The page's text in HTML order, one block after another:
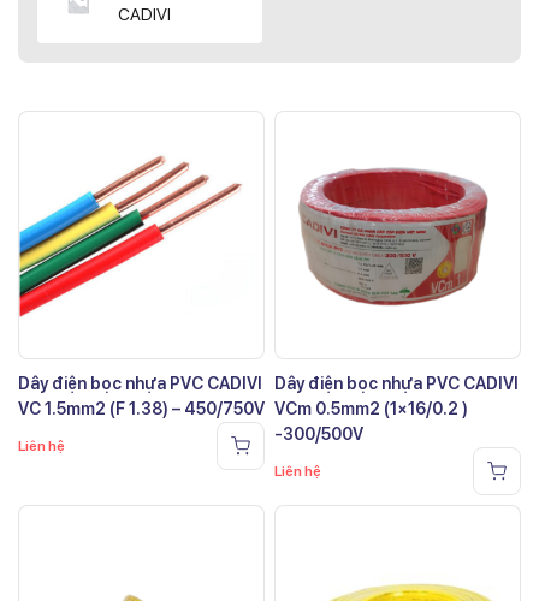
CADIVI
Dây điện bọc nhựa PVC CADIVI
VC 1.5mm2 (F 1.38) – 450/750V
Liên hệ
Dây điện bọc nhựa PVC CADIVI
VCm 0.5mm2 (1×16/0.2 )
-300/500V
Liên hệ